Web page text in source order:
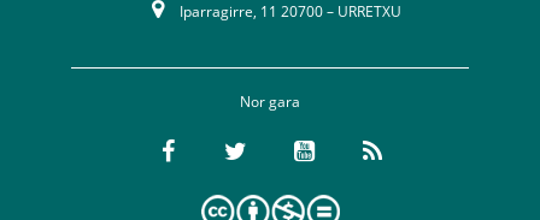
Iparragirre, 11 20700 – URRETXU
Nor gara